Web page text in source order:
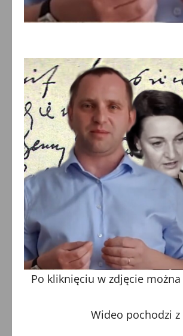
Po kliknięciu w zdjęcie
Wideo pochodzi z